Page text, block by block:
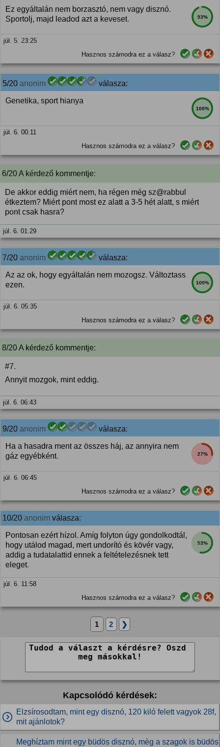
93%
Ez egyáltalán nem borzasztó, nem vagy disznó.
Sportolj, majd leadod azt a keveset.
júl. 5. 23:25
Hasznos számodra ez a válasz?
5/20 anonim válasza:
100%
Genetika, sport hianya
júl. 6. 00:11
Hasznos számodra ez a válasz?
6/20 A kérdező kommentje:
De akkor eddig miért nem, ha régen még sz@rabbul
étkeztem? Miért pont most ez alatt a 3-5 hét alatt, s miért
pont csak hasra?
júl. 6. 01:29
7/20 anonim válasza:
100%
Az az ok, hogy egyáltalán nem mozogsz. Változtass
ezen.
júl. 6. 05:35
Hasznos számodra ez a válasz?
8/20 A kérdező kommentje:
#7.
Annyit mozgok, mint eddig.
júl. 6. 06:43
9/20 anonim válasza:
27%
Ha a hasadra ment az összes háj, az annyira nem
gáz egyébként.
júl. 6. 06:45
Hasznos számodra ez a válasz?
10/20 anonim válasza:
53%
Pontosan ezért hízol. Amíg folyton úgy gondolkodtál,
hogy utálod magad, mert undorító és kövér vagy,
addig a tudatalattid ennek a feltételezésnek tett
eleget.
júl. 6. 11:58
Hasznos számodra ez a válasz?
1 2 ❯
Kapcsolódó kérdések:
Elzsírosodtam, mint egy disznó, 120 kiló felett vagyok 28f,
mit ajánlotok?
Meghíztam mint egy büdös disznó, mèg a szagok is büdös